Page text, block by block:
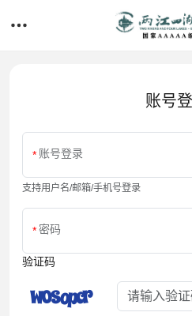
账号
账号登录
支持用户名/邮箱/手机号登录
密码
验证码